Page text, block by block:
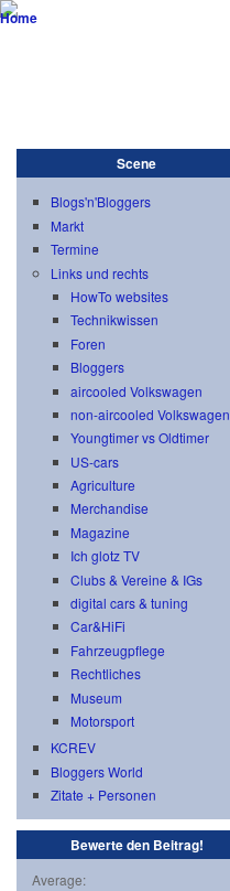
Scene
Blogs'n'Bloggers
Markt
Termine
Links und rechts
HowTo websites
Technikwissen
Foren
Bloggers
aircooled Volkswagen
non-aircooled Volkswagen
Youngtimer vs Oldtimer
US-cars
Agriculture
Merchandise
Magazine
Ich glotz TV
Clubs & Vereine & IGs
digital cars & tuning
Car&HiFi
Fahrzeugpflege
Rechtliches
Museum
Motorsport
KCREV
Bloggers World
Zitate + Personen
Bewerte den Beitrag!
Average: